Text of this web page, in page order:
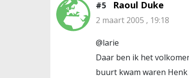
#5 Raoul Duke
2 maart 2005 , 19:18
@larie
Daar ben ik het
buurt kwam waren Henk